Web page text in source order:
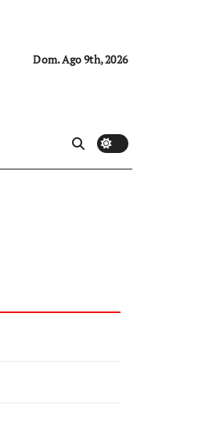
Dom. Ago 9th, 2026